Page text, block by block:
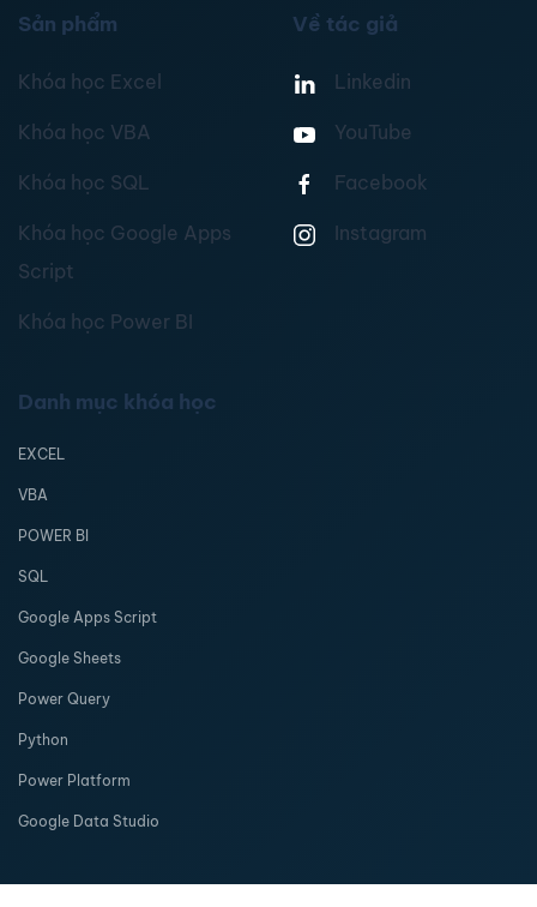
Sản phẩm
Khóa học Excel
Khóa học VBA
Khóa học SQL
Khóa học Google Apps
Script
Khóa học Power BI
Về tác giả
Linkedin
YouTube
Facebook
Instagram
Danh mục khóa học
EXCEL
VBA
POWER BI
SQL
Google Apps Script
Google Sheets
Power Query
Python
Power Platform
Google Data Studio